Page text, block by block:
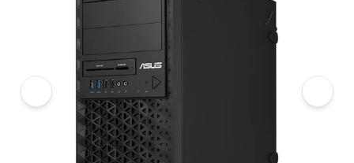
Server Asus TS100-E11-PI4-2314041Z (E-2314/16GB RAM/1TB HDD/
Hình ảnh và video sản phẩm
Server Asus TS100-E11-PI4-2314041Z (E-2314/16GB RAM/1TB HDD/
Giá niêm yết:
27.699.000 VND
Giá mua online:
23.999.000 VND
Tiết kiệm 3.700.000 VND (-13%)
Giá mua trả góp (6 tháng):3.999.834 VND / tháng
Trả góp qua thẻ VISA (12 tháng):
Giá đã bao gồm VAT
Mã sản phẩm:SEAS0011